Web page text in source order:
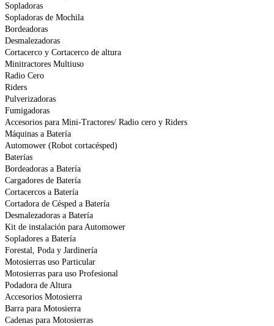
Sopladoras
Sopladoras de Mochila
Bordeadoras
Desmalezadoras
Cortacerco y Cortacerco de altura
Minitractores Multiuso
Radio Cero
Riders
Pulverizadoras
Fumigadoras
Accesorios para Mini-Tractores/ Radio cero y Riders
Máquinas a Batería
Automower (Robot cortacésped)
Baterías
Bordeadoras a Batería
Cargadores de Batería
Cortacercos a Batería
Cortadora de Césped a Batería
Desmalezadoras a Batería
Kit de instalación para Automower
Sopladores a Batería
Forestal, Poda y Jardinería
Motosierras uso Particular
Motosierras para uso Profesional
Podadora de Altura
Accesorios Motosierra
Barra para Motosierra
Cadenas para Motosierras